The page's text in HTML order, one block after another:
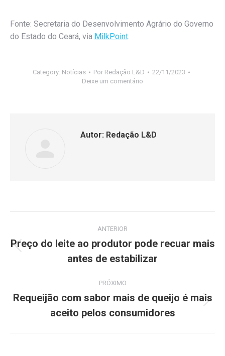
Fonte: Secretaria do Desenvolvimento Agrário do Governo
do Estado do Ceará, via MilkPoint.
Category: Notícias Por Redação L&D
22/11/2023
Deixe um comentário
Autor: Redação L&D
ANTERIOR
Preço do leite ao produtor pode recuar mais
antes de estabilizar
PRÓXIMO
Requeijão com sabor mais de queijo é mais
aceito pelos consumidores